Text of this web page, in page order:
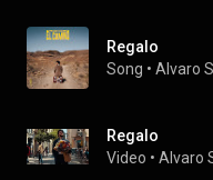
Regalo
Song • Alvaro
Regalo
Video • Alvaro